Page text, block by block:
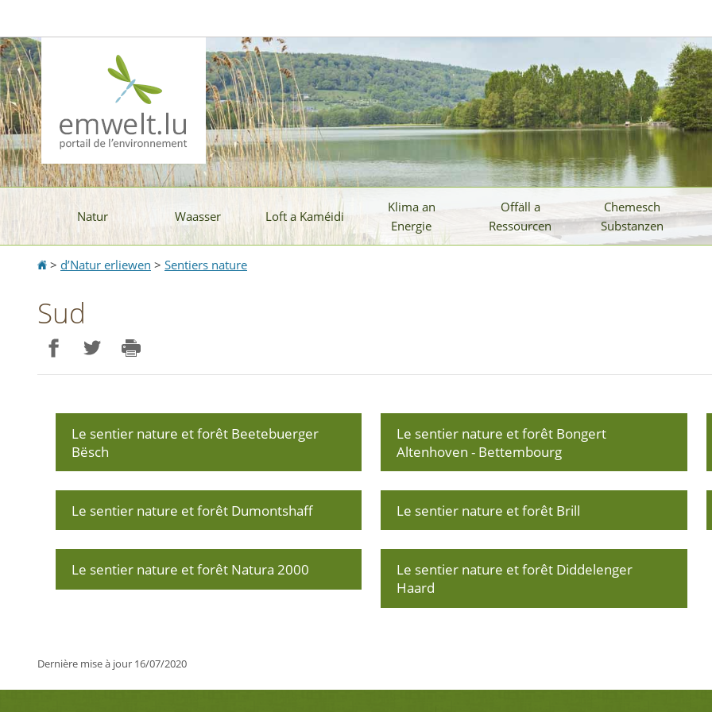
la
navigation
contenu
Natur Waasser Loft a Kaméidi
Klima an
Energie
Offäll a
Ressourcen
Chemesch
Substanzen
Accueil
> d’Natur erliewen > Sentiers nature
Sud
Le sentier nature et forêt Beetebuerger
Bësch
Le sentier nature et forêt Bongert
Altenhoven - Bettembourg
Le sentier nature et forêt Dumontshaff Le sentier nature et forêt Brill
Le sentier nature et forêt Natura 2000
Le sentier nature et forêt Diddelenger
Haard
Dernière mise à jour 16/07/2020